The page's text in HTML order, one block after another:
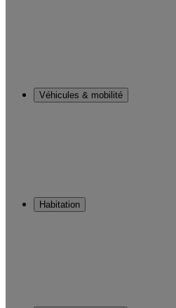
Véhicules & mobilité
Habitation